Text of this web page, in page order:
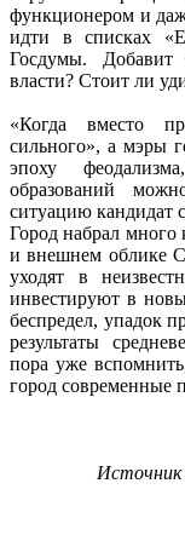
функционером и
идти в списках
Госдумы. Добавит
власти? Стоит ли
«Когда вместо
сильного», а мэры
эпоху
образований
ситуацию кандидат
Город набрал много
и внешнем облике
уходят в
инвестируют в
беспредел, упадок
результаты
пора уже
город современные
Источник